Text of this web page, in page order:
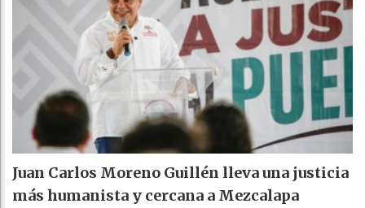
Juan Carlos Moreno Guillén lleva una justicia
más humanista y cercana a Mezcalapa